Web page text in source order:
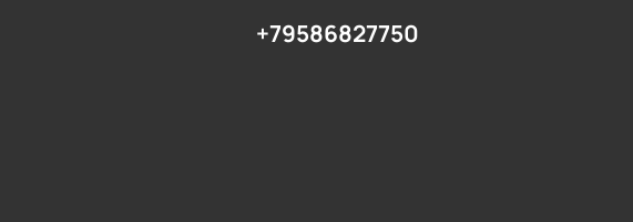
+79586827750